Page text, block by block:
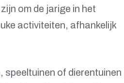
om de jarige in het
activiteiten, afhankelijk
speeltuinen of dierentuinen